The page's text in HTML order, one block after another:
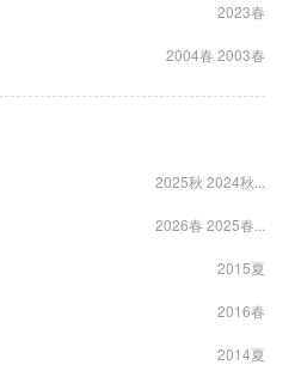
2023春
2004春 2003春
2025秋 2024秋...
2026春 2025春...
2015夏
2016春
2014夏